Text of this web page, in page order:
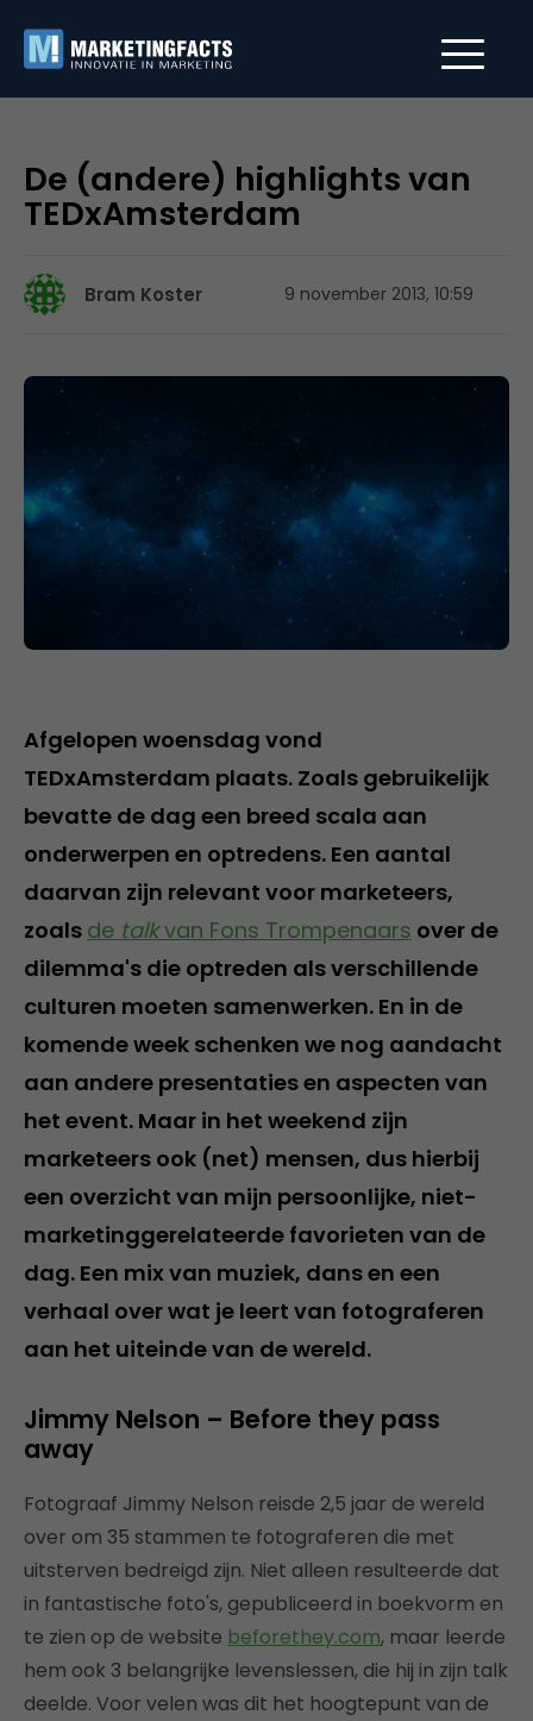
De (andere) highlights van
TEDxAmsterdam
Bram Koster 9 november 2013, 10:59
Afgelopen woensdag vond
TEDxAmsterdam plaats. Zoals gebruikelijk
bevatte de dag een breed scala aan
onderwerpen en optredens. Een aantal
daarvan zijn relevant voor marketeers,
zoals de talkvan Fons Trompenaars over de
dilemma's die optreden als verschillende
culturen moeten samenwerken. En in de
komende week schenken we nog aandacht
aan andere presentaties en aspecten van
het event. Maar in het weekend zijn
marketeers ook (net) mensen, dus hierbij
een overzicht van mijn persoonlijke, niet-
marketinggerelateerde favorieten van de
dag. Een mix van muziek, dans en een
verhaal over wat je leert van fotograferen
aan het uiteinde van de wereld.
Jimmy Nelson – Before they pass
away
Fotograaf Jimmy Nelson reisde 2,5 jaar de wereld
over om 35 stammen te fotograferen die met
uitsterven bedreigd zijn. Niet alleen resulteerde dat
in fantastische foto's, gepubliceerd in boekvorm en
te zien op de website beforethey.com, maar leerde
hem ook 3 belangrijke levenslessen, die hij in zijn talk
deelde. Voor velen was dit het hoogtepunt van de